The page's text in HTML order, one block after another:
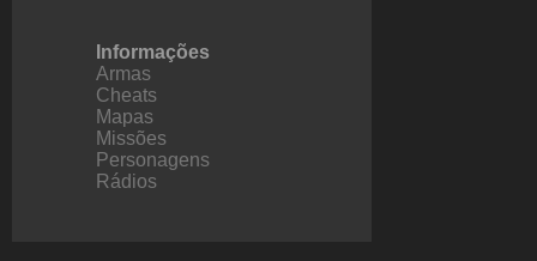
Informações
Armas
Cheats
Mapas
Missões
Personagens
Rádios